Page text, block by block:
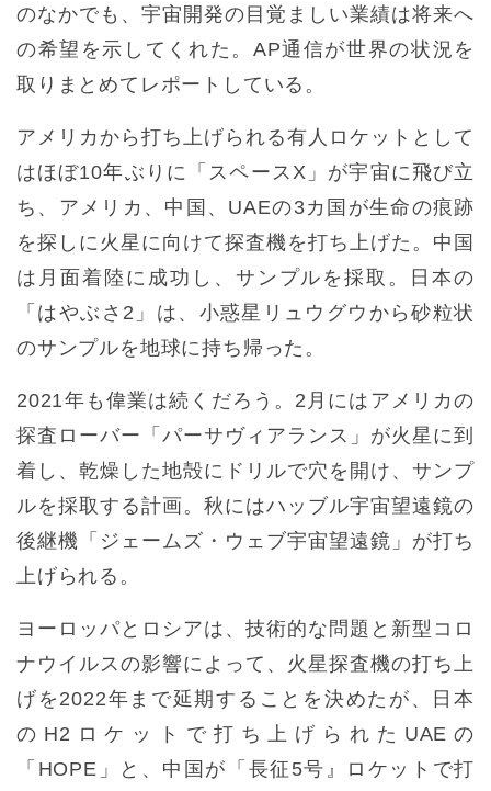
のなかでも、宇宙開発の目覚ましい業績は将来へ
の希望を示してくれた。AP通信が世界の状況を
取りまとめてレポートしている。
アメリカから打ち上げられる有人ロケットとして
はほぼ10年ぶりに「スペースX」が宇宙に飛び立
ち、アメリカ、中国、UAEの3カ国が生命の痕跡
を探しに火星に向けて探査機を打ち上げた。中国
は月面着陸に成功し、サンプルを採取。日本の
「はやぶさ2」は、小惑星リュウグウから砂粒状
のサンプルを地球に持ち帰った。
2021年も偉業は続くだろう。2月にはアメリカの
探査ローバー「パーサヴィアランス」が火星に到
着し、乾燥した地殻にドリルで穴を開け、サンプ
ルを採取する計画。秋にはハッブル宇宙望遠鏡の
後継機「ジェームズ・ウェブ宇宙望遠鏡」が打ち
上げられる。
ヨーロッパとロシアは、技術的な問題と新型コロ
ナウイルスの影響によって、火星探査機の打ち上
げを2022年まで延期することを決めたが、日本
のH2ロケットで打ち上げられたUAEの
「HOPE」と、中国が「長征5号』ロケットで打